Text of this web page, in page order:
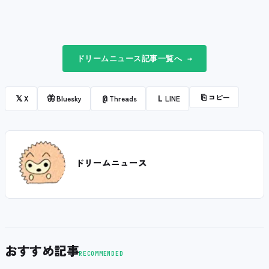
ドリームニュース記事一覧へ →
𝕏X 🦋Bluesky @ Threads L LINE ⎘ コピー
ドリームニュース
おすすめ記事RECOMMENDED